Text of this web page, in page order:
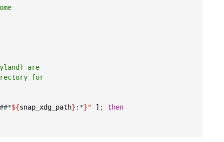
are
for
${snap_xdg_path} :*}" ] ; then